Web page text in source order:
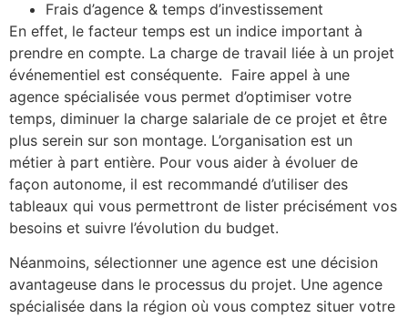
Frais d’agence & temps d’investissement
En effet, le facteur temps est un indice important à
prendre en compte. La charge de travail liée à un projet
événementiel est conséquente. Faire appel à une
agence spécialisée vous permet d’optimiser votre
temps, diminuer la charge salariale de ce projet et être
plus serein sur son montage. L’organisation est un
métier à part entière. Pour vous aider à évoluer de
façon autonome, il est recommandé d’utiliser des
tableaux qui vous permettront de lister précisément vos
besoins et suivre l’évolution du budget.
Néanmoins, sélectionner une agence est une décision
avantageuse dans le processus du projet. Une agence
spécialisée dans la région où vous comptez situer votre